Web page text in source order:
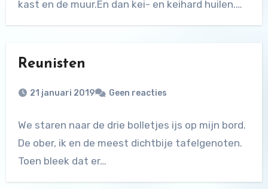
kast en de muur.En dan kei- en keihard huilen.…
Reunisten
21 januari 2019 Geen reacties
We staren naar de drie bolletjes ijs op mijn bord.
De ober, ik en de meest dichtbije tafelgenoten.
Toen bleek dat er…